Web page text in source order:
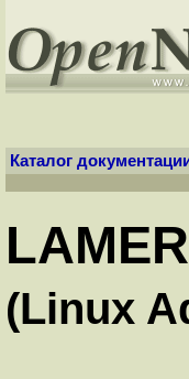
Каталог
LAMER
(Linux